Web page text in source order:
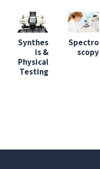
Spectro
scopy
Synthes
is &
Physical
Testing